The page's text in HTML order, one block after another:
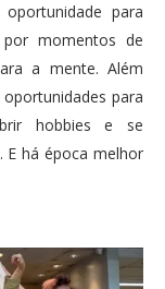
para
momentos de
a mente. Além
para
hobbies e se
E há época melhor